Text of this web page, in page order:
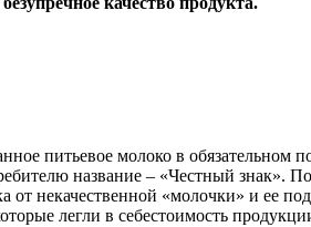
питьевое молоко в
название – «Честный знак».
от некачественной «молочки» и ее
легли в себестоимость